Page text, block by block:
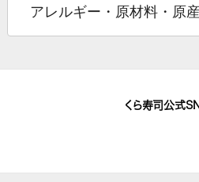
アレルギー・原材料・原
くら寿司公式